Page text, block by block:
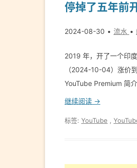
停掉了五年前
2024-08-30 流水
2019 年，开了一个印
（2024-10-04）涨价
YouTube Premium 简
继续阅读 →
标签: YouTube